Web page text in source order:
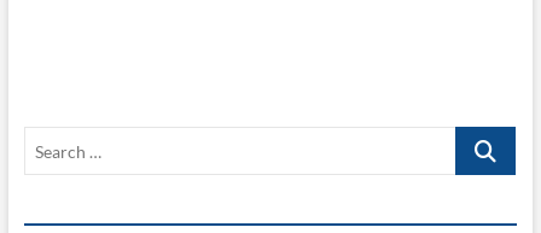
é
s
:
:
r